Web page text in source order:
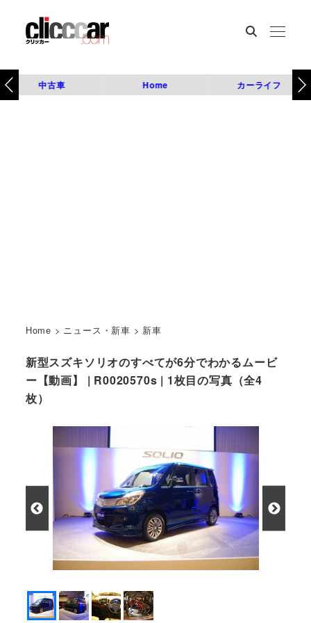
中古車 Home カーライフ
Home > ニュース・新車 > 新車
新型スズキソリオのすべてが6分でわかるムービ
ー【動画】 | R0020570s | 1枚目の写真（全4
枚）